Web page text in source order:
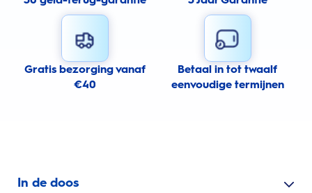
Gratis bezorging vanaf
€40
Betaal in tot twaalf
eenvoudige termijnen
In de doos